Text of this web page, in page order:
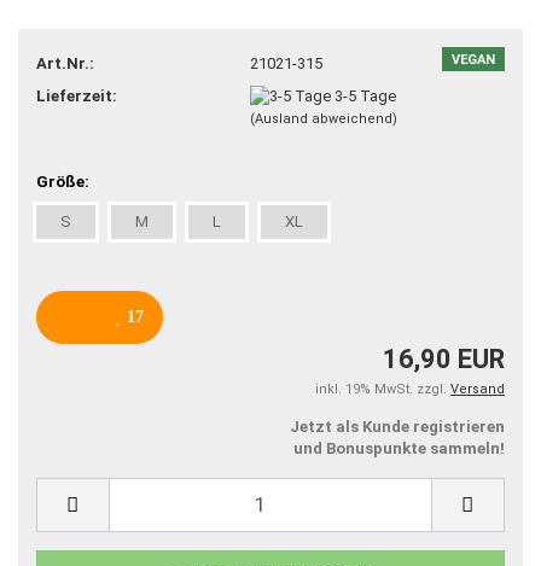
VEGAN
Art.Nr.:
21021-315
Lieferzeit:
3-5 Tage
(Ausland abweichend)
Größe:
S M L XL
17
16,90 EUR
inkl. 19% MwSt. zzgl. Versand
Jetzt als Kunde registrieren
und Bonuspunkte sammeln!